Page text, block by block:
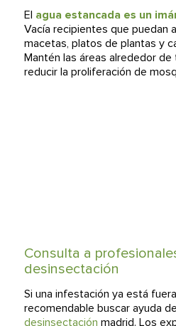
El agua estancada es un
Vacía recipientes que puedan
macetas, platos de plantas y
Mantén las áreas alrededor
reducir la proliferación de
Consulta a
desinsectación
Si una infestación ya está
recomendable buscar ayuda de
desinsectación madrid. Los